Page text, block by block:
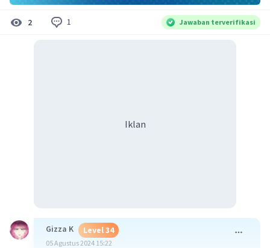
2 1 Jawaban terverifikasi
Iklan
Gizza K Level 34
05 Agustus 2024 15:22